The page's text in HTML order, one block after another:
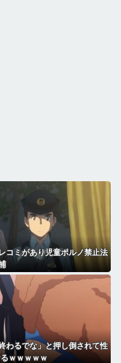
コミがあり児童ポルノ禁止法
わるでな」と押し倒されて性
ｗｗｗｗｗ